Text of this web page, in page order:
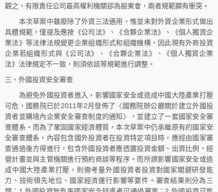
觀之，有限責任公司最高權利機關卻為股東會，兩者規範顯有衝突。
本次草案中雖廢除了外資三法適用，惟並未對外資企業形式做出
具體規範，僅提及應按《公司法》、《合夥企業法》、《個人獨資企
業法》等法律法規變更企業組織形式和組織機構，因此現有外商投資
企業若組織形式與《公司法》、《合夥企業法》、《個人獨資企業
法》法律規定不一致，則須依該等規範進行調整。
三、外國投資安全審查
為避免外國投資者進入，影響國家安全或造成中國大陸產業打壓
可危，國務院已於2011年2月發佈了〈國務院辦公廳關於建立外國投
資者並購境內企業安全審查制度的通知〉，並建立了一套國家安全審
查體系。而為了鞏固國家經濟體質，本次草案中仍承繼原有的國家安
全審查體系，內容包含國外投資者在投資特定項目時，應經由國家審
查通過後方得進行，包含外國投資者應透露投資金額、出資比例、經
營計畫並與主管機關進行預約商談等程序。而所謂影響國家安全或造
成中國大陸產業打壓，則需考量外國投資者投資對國家關鍵研發能
力、技術領先地位、國家經濟運行影響等要件。審查結果則分為三